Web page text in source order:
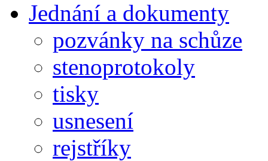
Jednání a dokumenty
pozvánky na schůze
stenoprotokoly
tisky
usnesení
rejstříky